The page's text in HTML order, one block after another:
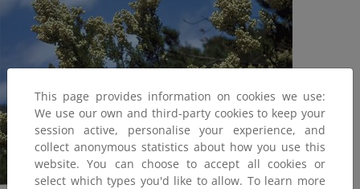
This page provides information on cookies we use:
We use our own and third-party cookies to keep your
session active, personalise your experience, and
collect anonymous statistics about how you use this
website. You can choose to accept all cookies or
select which types you'd like to allow. To learn more